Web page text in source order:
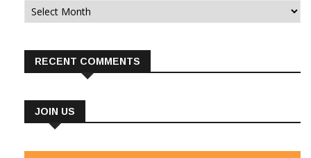
Archives
RECENT COMMENTS
JOIN US